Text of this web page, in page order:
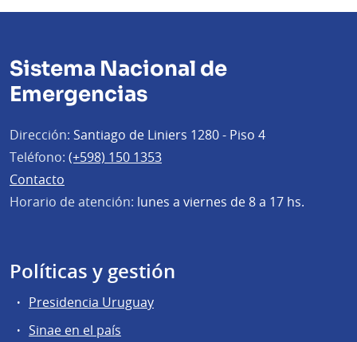
Sistema Nacional de
Emergencias
Dirección: Santiago de Liniers 1280 - Piso 4
Teléfono: (+598) 150 1353
Contacto
Horario de atención: lunes a viernes de 8 a 17 hs.
Políticas y gestión
Presidencia Uruguay
Sinae en el país